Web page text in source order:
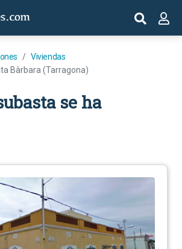
Viviendas
Bàrbara (Tarragona)
se ha